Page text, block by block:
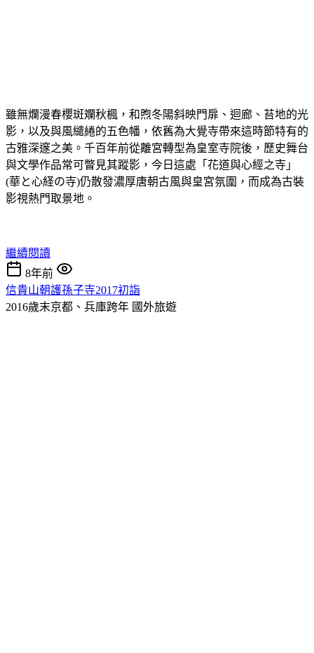
雖無爛漫春櫻斑斕秋楓，和煦冬陽斜映門扉、迴廊、苔地的光
影，以及與風繾綣的五色幡，依舊為大覺寺帶來這時節特有的
古雅深邃之美。千百年前從離宮轉型為皇室寺院後，歷史舞台
與文學作品常可瞥見其蹤影，今日這處「花道與心經之寺」
(華と心経の寺)仍散發濃厚唐朝古風與皇宮氛圍，而成為古裝
影視熱門取景地。
繼續閱讀
8年前
信貴山朝護孫子寺2017初詣
2016歲末京都、兵庫跨年 國外旅遊